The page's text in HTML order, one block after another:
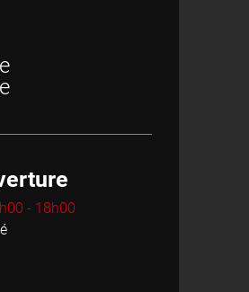
- 18h00